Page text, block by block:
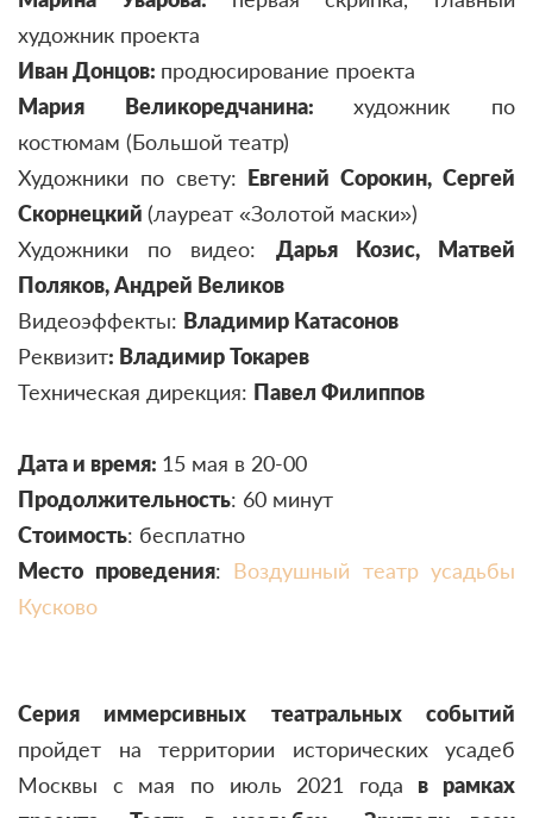
художник проекта
Иван Донцов: продюсирование проекта
Мария Великоредчанина:художник по
костюмам (Большой театр)
Художники по свету: Евгений Сорокин, Сергей
Скорнецкий (лауреат «Золотой маски»)
Художники по видео: Дарья Козис, Матвей
Поляков, Андрей Великов
Видеоэффекты: Владимир Катасонов
Реквизит: Владимир Токарев
Техническая дирекция: Павел Филиппов
Дата и время: 15 мая в 20-00
Продолжительность: 60 минут
Стоимость: бесплатно
Место проведения: Воздушный театр усадьбы
Кусково
Серия иммерсивных театральных событий
пройдет на территории исторических усадеб
Москвы с мая по июль 2021 года в рамках